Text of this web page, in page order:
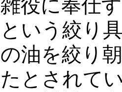
雑役に奉仕
という絞り
の油を絞り
たとされて